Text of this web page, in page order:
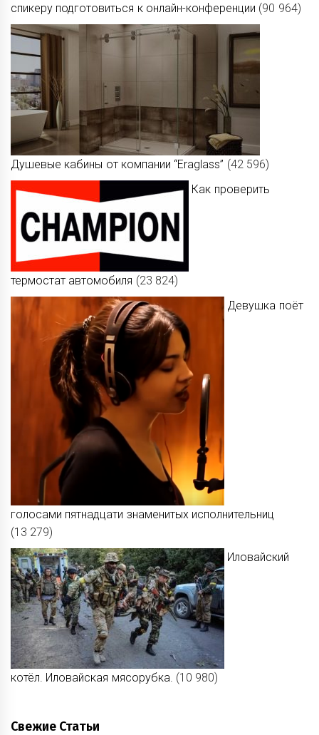
спикеру подготовиться к онлайн-конференции (90 964)
Душевые кабины от компании “Eraglass” (42 596)
Как проверить
термостат автомобиля (23 824)
Девушка поёт
голосами пятнадцати знаменитых исполнительниц
(13 279)
Иловайский
котёл. Иловайская мясорубка. (10 980)
Свежие Статьи